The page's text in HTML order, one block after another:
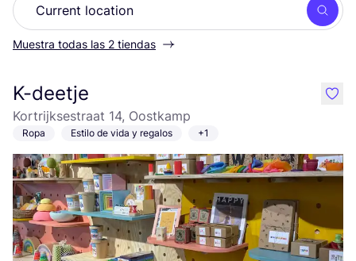
Muestra todas las 2 tiendas
K-deetje
Kortrijksestraat 14, Oostkamp
Ropa Estilo de vida y regalos +1
like